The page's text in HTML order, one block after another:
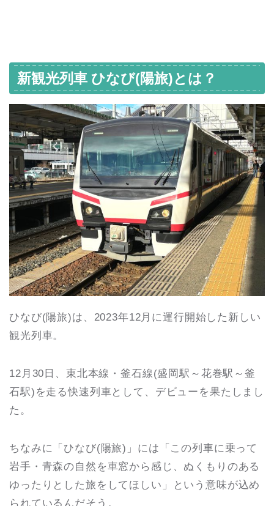
新観光列車 ひなび(陽旅)とは？
ひなび(陽旅)は、2023年12月に運行開始した新しい
観光列車。
12月30日、東北本線・釜石線(盛岡駅～花巻駅～釜
石駅)を走る快速列車として、デビューを果たしまし
た。
ちなみに「ひなび(陽旅)」には「この列車に乗って
岩手・青森の自然を車窓から感じ、ぬくもりのある
ゆったりとした旅をしてほしい」という意味が込め
られているんだそう。